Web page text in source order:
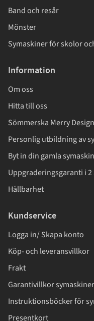
Band och resår
Mönster
Symaskiner för skolor
Information
Om oss
Hitta till oss
Sömmerska Merry Design
Personlig utbildning av
Byt in din gamla symaskin
Uppgraderingsgaranti i 2
Hållbarhet
Kundservice
Logga in/ Skapa konto
Köp- och leveransvillkor
Frakt
Garantivillkor symaskiner
Instruktionsböcker för
Presentkort